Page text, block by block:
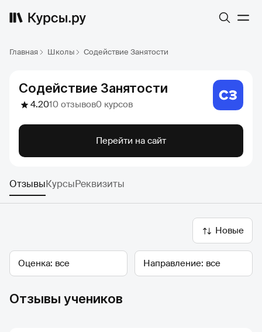
Главная Школы Содействие Занятости
Содействие Занятости
4.2010 отзывов0 курсов
Перейти на сайт
ОтзывыКурсыРеквизиты
Новые
Оценка Направление
Отзывы учеников